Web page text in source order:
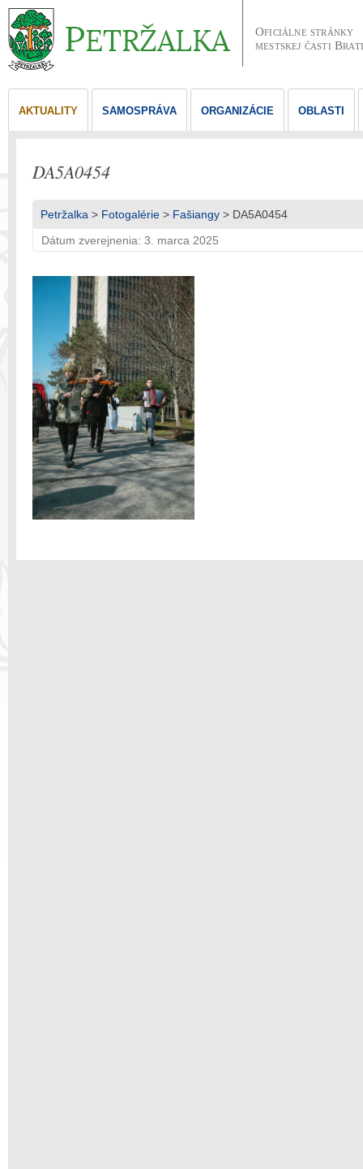
Oficiálne stránky
mestskej časti
AKTUALITY SAMOSPRÁVA ORGANIZÁCIE OBLASTI
DA5A0454
Petržalka > Fotogalérie > Fašiangy > DA5A0454
Dátum zverejnenia: 3. marca 2025